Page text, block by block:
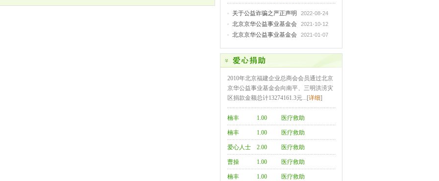
2022-08-24
关于公益诈骗之严正声明
2021-10-12
北京京华公益事业基金会
2021-01-07
北京京华公益事业基金会
2010年北京福建企业总商会会员通过北京
京华公益事业基金会向南平、三明洪涝灾
区捐款金额总计13274161.3元...[详细]
楠丰 1.00 医疗救助
楠丰 1.00 医疗救助
爱心人士 2.00 医疗救助
曹操 1.00 医疗救助
楠丰 1.00 医疗救助